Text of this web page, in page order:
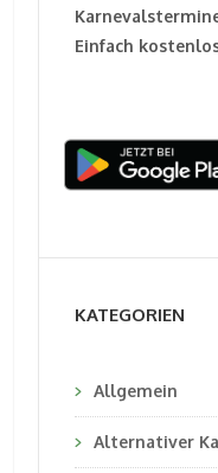
Einfach
KATEGORIEN
Allgemein
Alternativer